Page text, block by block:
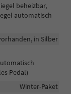
beheizbar,
automatisch
in Silber
Pedal)
Winter-Paket